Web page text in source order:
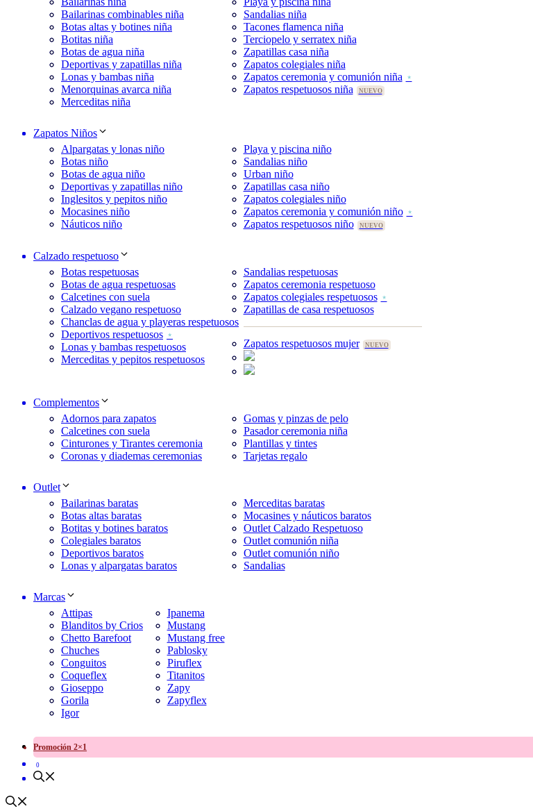
Bailarinas combinables niña
Botas altas y botines niña
Botitas niña
Botas de agua niña
Deportivas y zapatillas niña
Lonas y bambas niña
Menorquinas avarca niña
Merceditas niña
Sandalias niña
Tacones flamenca niña
Terciopelo y serratex niña
Zapatillas casa niña
Zapatos colegiales niña
Zapatos ceremonia y comunión niña
Zapatos respetuosos niña
Zapatos Niños
Alpargatas y lonas niño
Botas niño
Botas de agua niño
Deportivas y zapatillas niño
Inglesitos y pepitos niño
Mocasines niño
Náuticos niño
Playa y piscina niño
Sandalias niño
Urban niño
Zapatillas casa niño
Zapatos colegiales niño
Zapatos ceremonia y comunión niño
Zapatos respetuosos niño
Calzado respetuoso
Botas respetuosas
Botas de agua respetuosas
Calcetines con suela
Calzado vegano respetuoso
Chanclas de agua y playeras respetuosos
Deportivos respetuosos
Lonas y bambas respetuosos
Merceditas y pepitos respetuosos
Sandalias respetuosas
Zapatos ceremonia respetuoso
Zapatos colegiales respetuosos
Zapatillas de casa respetuosos
Zapatos respetuosos mujer
Complementos
Adornos para zapatos
Calcetines con suela
Cinturones y Tirantes ceremonia
Coronas y diademas ceremonias
Gomas y pinzas de pelo
Pasador ceremonia niña
Plantillas y tintes
Tarjetas regalo
Outlet
Bailarinas baratas
Botas altas baratas
Botitas y botines baratos
Colegiales baratos
Deportivos baratos
Lonas y alpargatas baratos
Merceditas baratas
Mocasines y náuticos baratos
Outlet Calzado Respetuoso
Outlet comunión niña
Outlet comunión niño
Sandalias
Marcas
Attipas
Blanditos by Crios
Chetto Barefoot
Chuches
Conguitos
Coqueflex
Gioseppo
Gorila
Igor
Ipanema
Mustang
Mustang free
Pablosky
Piruflex
Titanitos
Zapy
Zapyflex
Promoción 2×1
0